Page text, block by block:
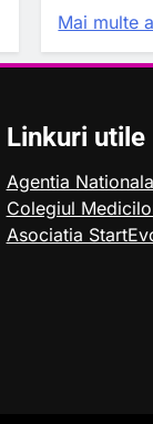
Mai multe
Linkuri utile
Agentia
Colegiul
Asociatia